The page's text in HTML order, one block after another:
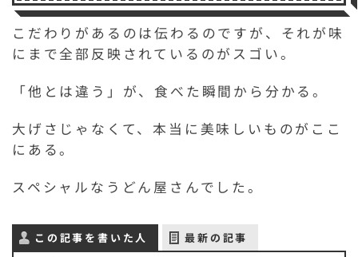
こだわりがあるのは伝わるのですが、それが味
にまで全部反映されているのがスゴい。
「他とは違う」が、食べた瞬間から分かる。
大げさじゃなくて、本当に美味しいものがここ
にある。
スペシャルなうどん屋さんでした。
この記事を書いた人 最新の記事